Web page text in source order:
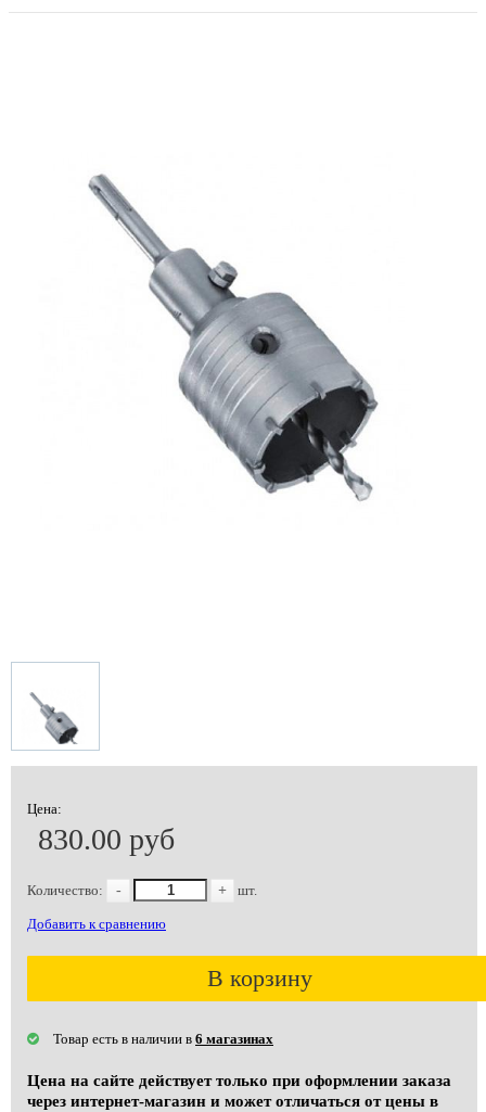
Цена:
830.00 руб
Количество: - + шт.
Добавить к сравнению
В корзину
Товар есть в наличии в 6 магазинах
Цена на сайте действует только при оформлении заказа
через интернет-магазин и может отличаться от цены в